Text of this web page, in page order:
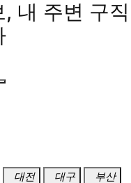
내 주변 구직
대전 대구
부산